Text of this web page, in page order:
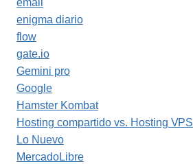
email
enigma diario
flow
gate.io
Gemini pro
Google
Hamster Kombat
Hosting compartido vs. Hosting VPS
Lo Nuevo
MercadoLibre